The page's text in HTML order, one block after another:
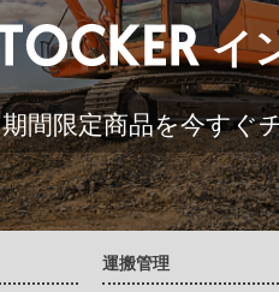
イ
期間限定商品を今すぐ
運搬管理